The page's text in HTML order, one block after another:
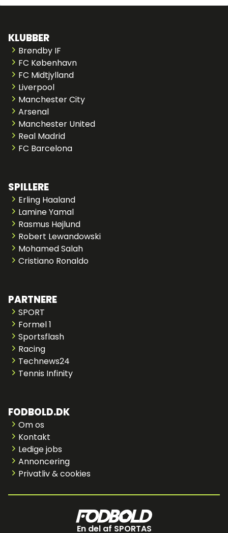
KLUBBER
Brøndby IF
FC København
FC Midtjylland
Liverpool
Manchester City
Arsenal
Manchester United
Real Madrid
FC Barcelona
SPILLERE
Erling Haaland
Lamine Yamal
Rasmus Højlund
Robert Lewandowski
Mohamed Salah
Cristiano Ronaldo
PARTNERE
SPORT
Formel 1
Sportsflash
Racing
Technews24
Tennis Infinity
FODBOLD.DK
Om os
Kontakt
Ledige jobs
Annoncering
Privatliv & cookies
En del af SPORTAS